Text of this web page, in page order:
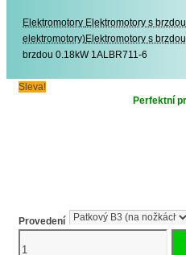
Elektromotory Elektromotory
Elektromotory s
elektromotory)Elektromotory s
brzdou 0.18kW 1ALBR711-6
Sleva!
Perfektní
Provedení